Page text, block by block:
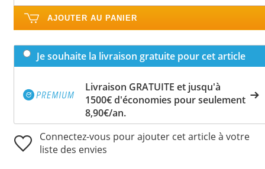
AJOUTER AU PANIER
Je souhaite la livraison gratuite pour cet article
Livraison GRATUITE et jusqu'à
1500€ d'économies pour seulement
8,90€/an.
Connectez-vous pour ajouter cet article à votre
liste des envies